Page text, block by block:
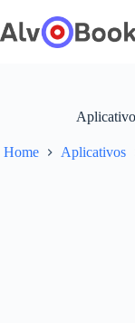
para
o
Home Aplicativos